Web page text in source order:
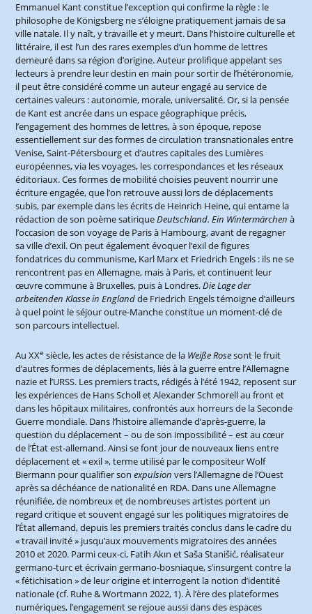
Emmanuel Kant constitue l’exception qui confirme la règle : le
philosophe de Königsberg ne s’éloigne pratiquement jamais de sa
ville natale. Il y naît, y travaille et y meurt. Dans l’histoire culturelle et
littéraire, il est l’un des rares exemples d’un homme de lettres
demeuré dans sa région d’origine. Auteur prolifique appelant ses
lecteurs à prendre leur destin en main pour sortir de l’hétéronomie,
il peut être considéré comme un auteur engagé au service de
certaines valeurs : autonomie, morale, universalité. Or, si la pensée
de Kant est ancrée dans un espace géographique précis,
l’engagement des hommes de lettres, à son époque, repose
essentiellement sur des formes de circulation transnationales entre
Venise, Saint-Pétersbourg et d’autres capitales des Lumières
européennes, via les voyages, les correspondances et les réseaux
éditoriaux. Ces formes de mobilité choisies peuvent nourrir une
écriture engagée, que l’on retrouve aussi lors de déplacements
subis, par exemple dans les écrits de Heinrich Heine, qui entame la
rédaction de son poème satiriqueDeutschland. Ein Wintermärchen à
l’occasion de son voyage de Paris à Hambourg, avant de regagner
sa ville d’exil. On peut également évoquer l’exil de figures
fondatrices du communisme, Karl Marx et Friedrich Engels : ils ne se
rencontrent pas en Allemagne, mais à Paris, et continuent leur
œuvre commune à Bruxelles, puis à Londres.Die Lage der
arbeitenden Klasse in Englandde Friedrich Engels témoigne d’ailleurs
à quel point le séjour outre-Manche constitue un moment-clé de
son parcours intellectuel.
Au XXe siècle, les actes de résistance de la Weiße Rosesont le fruit
d’autres formes de déplacements, liés à la guerre entre l’Allemagne
nazie et l’URSS. Les premiers tracts, rédigés à l’été 1942, reposent sur
les expériences de Hans Scholl et Alexander Schmorell au front et
dans les hôpitaux militaires, confrontés aux horreurs de la Seconde
Guerre mondiale. Dans l’histoire allemande d’après-guerre, la
question du déplacement – ou de son impossibilité – est au cœur
de l’État est-allemand. Ainsi se font jour de nouveaux liens entre
déplacement et « exil », terme utilisé par le compositeur Wolf
Biermann pour qualifier son expulsion vers l’Allemagne de l’Ouest
après sa déchéance de nationalité en RDA. Dans une Allemagne
réunifiée, de nombreux et de nombreuses artistes portent un
regard critique et souvent engagé sur les politiques migratoires de
l’État allemand, depuis les premiers traités conclus dans le cadre du
« travail invité » jusqu’aux mouvements migratoires des années
2010 et 2020. Parmi ceux-ci, Fatih Akın et Saša Stanišić, réalisateur
germano-turc et écrivain germano-bosniaque, s’insurgent contre la
« fétichisation » de leur origine et interrogent la notion d’identité
nationale (cf. Ruhe & Wortmann 2022, 1). À l’ère des plateformes
numériques, l’engagement se rejoue aussi dans des espaces